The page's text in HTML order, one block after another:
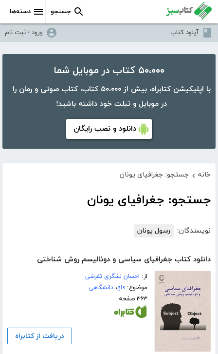
دسته‌ها جستجو
آپلود کتاب ورود / ثبت نام
۵۰،۰۰۰ کتاب در موبایل شما
با اپلیکیشن کتابراه، بیش از ۵۰،۰۰۰ کتاب، کتاب صوتی و رمان را
در موبایل و تبلت خود داشته باشید!
دانلود و نصب رایگان
خانه › جستجو: جغرافیای یونان
جستجو: جغرافیای یونان
نویسندگان: رسول یونان
دانلود کتاب جغرافیای سیاسی و دوئالیسم روش شناختی
از: احسان لشگری تفرشی
موضوع:gis،دانشگاهی
۳۶۳ صفحه
دریافت از کتابراه